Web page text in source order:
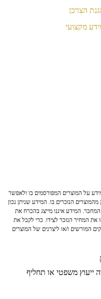
הצרכן
מקצועי
על המוצרים המפורסמים בו ולאפשר
הנזכרים בו. המידע שניתן נכון
המידע איננו מייצג בהכרח את
את המחיר הנזכר לצידו. כדי לקבל את
המורשים ו/או ליצרנים של המוצרים
ייעוץ משפטי או תחליף